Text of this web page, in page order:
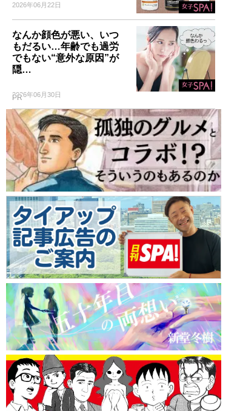
2026年06月22日
なんか顔色が悪い、いつ
もだるい…年齢でも過労
でもない“意外な原因”が
隠…
2026年06月30日
PR